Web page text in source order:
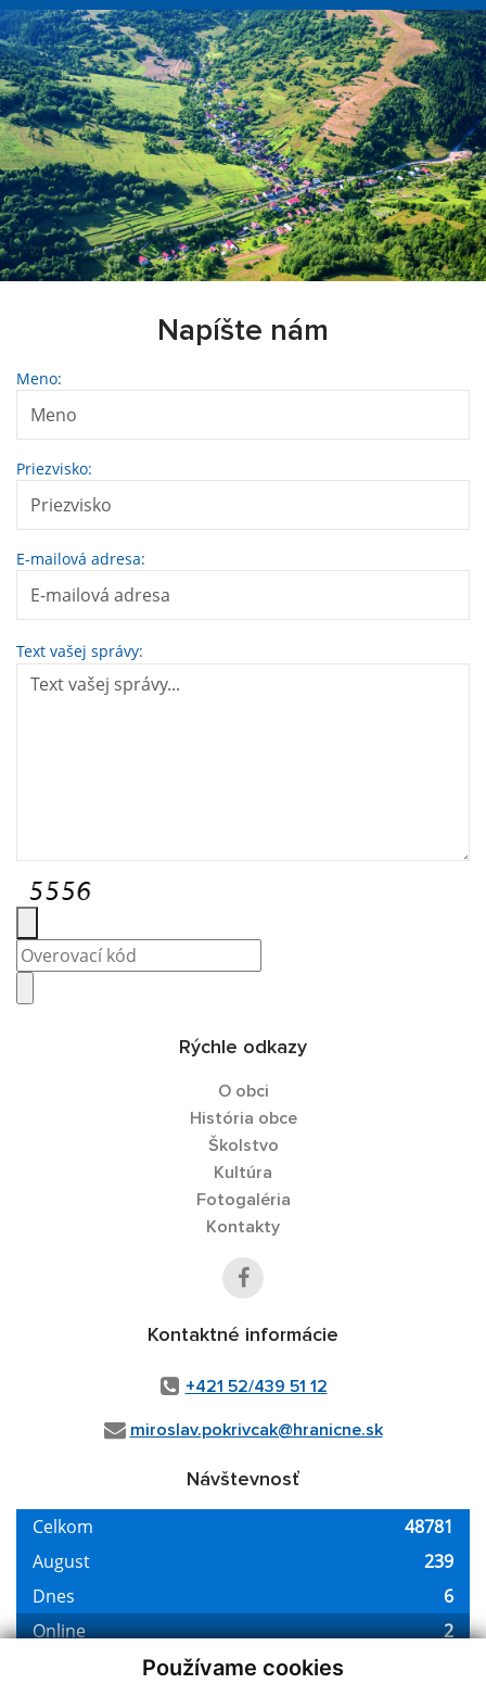
Používame cookies
Napíšte nám
Meno:
Priezvisko:
E-mailová adresa:
Text vašej správy:
Rýchle odkazy
O obci
História obce
Školstvo
Kultúra
Fotogaléria
Kontakty
Kontaktné informácie
+421 52/439 51 12
miroslav.pokrivcak@hranicne.sk
Návštevnosť